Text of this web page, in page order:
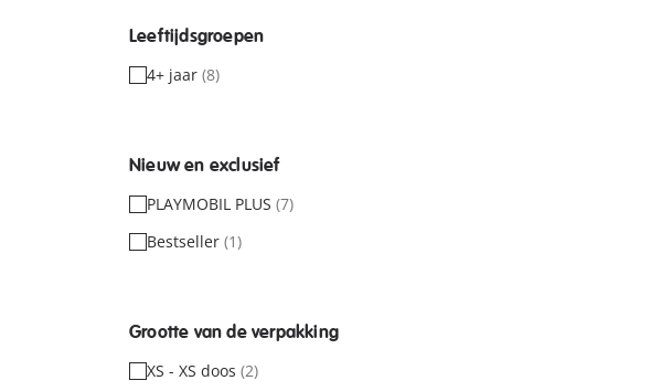
Leeftijdsgroepen
4+ jaar (8)
Nieuw en exclusief
PLAYMOBIL PLUS (7)
Bestseller (1)
Grootte van de verpakking
XS - XS doos (2)